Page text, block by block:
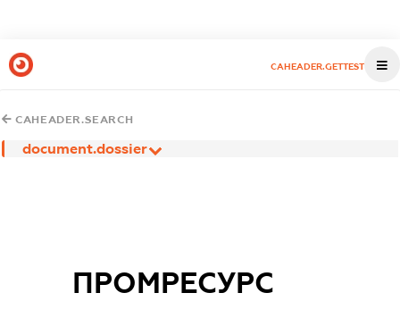
CAHEADER.GETTEST
CAHEADER.SEARCH
document.dossier
ПРОМРЕСУРС